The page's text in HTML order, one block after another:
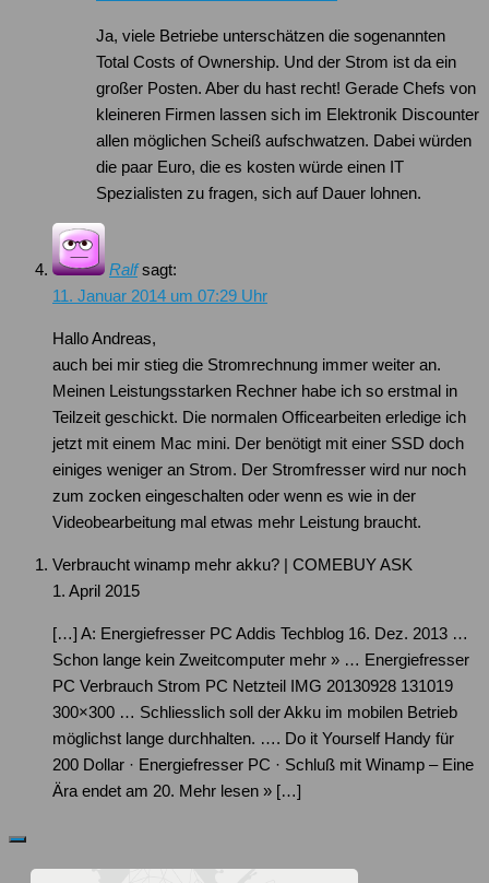
Ja, viele Betriebe unterschätzen die sogenannten
Total Costs of Ownership. Und der Strom ist da ein
großer Posten. Aber du hast recht! Gerade Chefs von
kleineren Firmen lassen sich im Elektronik Discounter
allen möglichen Scheiß aufschwatzen. Dabei würden
die paar Euro, die es kosten würde einen IT
Spezialisten zu fragen, sich auf Dauer lohnen.
Ralf sagt:
11. Januar 2014 um 07:29 Uhr
Hallo Andreas,
auch bei mir stieg die Stromrechnung immer weiter an.
Meinen Leistungsstarken Rechner habe ich so erstmal in
Teilzeit geschickt. Die normalen Officearbeiten erledige ich
jetzt mit einem Mac mini. Der benötigt mit einer SSD doch
einiges weniger an Strom. Der Stromfresser wird nur noch
zum zocken eingeschalten oder wenn es wie in der
Videobearbeitung mal etwas mehr Leistung braucht.
Verbraucht winamp mehr akku? | COMEBUY ASK
1. April 2015
[…] A: Energiefresser PC Addis Techblog 16. Dez. 2013 …
Schon lange kein Zweitcomputer mehr » … Energiefresser
PC Verbrauch Strom PC Netzteil IMG 20130928 131019
300×300 … Schliesslich soll der Akku im mobilen Betrieb
möglichst lange durchhalten. …. Do it Yourself Handy für
200 Dollar · Energiefresser PC · Schluß mit Winamp – Eine
Ära endet am 20. Mehr lesen » […]